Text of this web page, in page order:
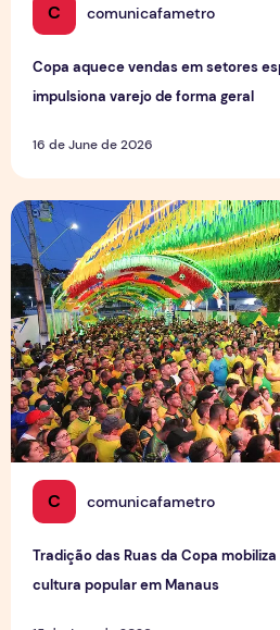
C comunicafametro
Copa aquece vendas em setores
impulsiona varejo de forma geral
16 de June de 2026
C comunicafametro
Tradição das Ruas da Copa
cultura popular em Manaus
Tradição das Ruas da Copa